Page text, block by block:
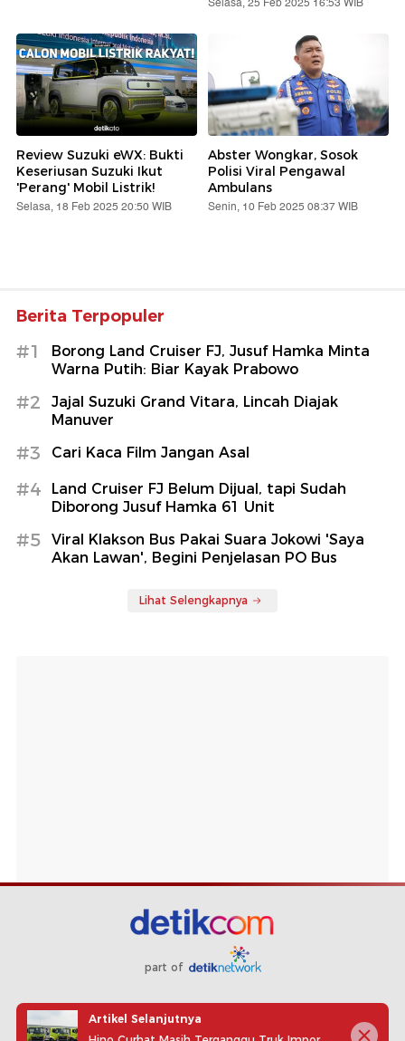
Review Suzuki eWX: Bukti
Keseriusan Suzuki Ikut
'Perang' Mobil Listrik!
Selasa, 18 Feb 2025 20:50 WIB
Abster Wongkar, Sosok
Polisi Viral Pengawal
Ambulans
Senin, 10 Feb 2025 08:37 WIB
Berita Terpopuler
#1
Borong Land Cruiser FJ, Jusuf Hamka Minta
Warna Putih: Biar Kayak Prabowo
#2
Jajal Suzuki Grand Vitara, Lincah Diajak
Manuver
#3 Cari Kaca Film Jangan Asal
#4
Land Cruiser FJ Belum Dijual, tapi Sudah
Diborong Jusuf Hamka 61 Unit
#5
Viral Klakson Bus Pakai Suara Jokowi 'Saya
Akan Lawan', Begini Penjelasan PO Bus
Lihat Selengkapnya
part of
Redaksi Pedoman Media Siber Karir
Kotak Pos
Info Iklan
Privacy Policy Disclaimer
Artikel Selanjutnya